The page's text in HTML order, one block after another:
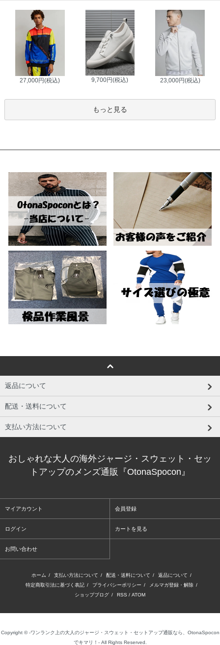
27,000円(税込) 9,700円(税込) 23,000円(税込)
もっと見る
返品について
配送・送料について
支払い方法について
おしゃれな大人の海外ジャージ・スウェット・セッ
トアップのメンズ通販『OtonaSpocon』
マイアカウント 会員登録
ログイン カートを見る
お問い合わせ
ホーム / 支払い方法について / 配送・送料について / 返品について /
特定商取引法に基づく表記 / プライバシーポリシー / メルマガ登録・解除 /
ショップブログ / RSS / ATOM
Copyright © -ワンランク上の大人のジャージ・スウェット・セットアップ通販なら、OtonaSpocon
でキマリ！- All Rights Reserved.